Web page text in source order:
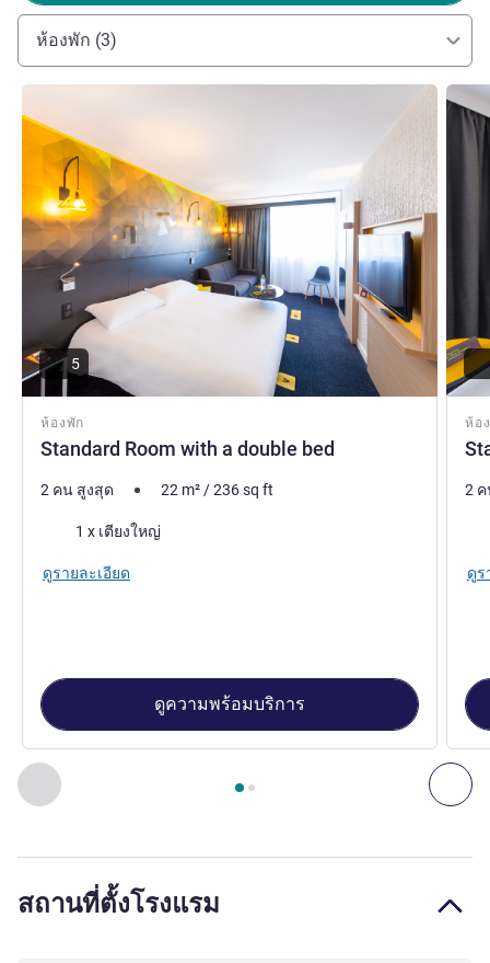
ห้องพัก (3)
ก่อนหน้า - ห้องพัก ถั
หน้า1 , ห้องพัก 1 : Standard Room with a double bed
ห้องพัก
Standard Room with a double bed
ดูรายละเอียด
5
2 คน สูงสุด 22 m²/236sq ft
เครื่องนอน
1 x เตียงใหญ่
ดูรายละเอียด
ดูความพร้อมบริการ
ห้อ
ดูราย
2
ดูร
สถานที่ตั้งโรงแรม